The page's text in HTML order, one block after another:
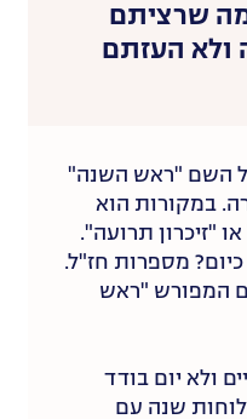
מה שרציתם
ולא העזתם
השם "ראש השנה"
במקורות הוא
"זיכרון תרועה".
מספרות חז"ל.
המפורש "ראש
ולא יום בודד
שנה עם